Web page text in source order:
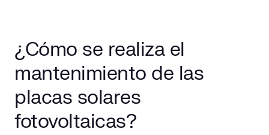
¿Cómo se realiza el
mantenimiento de las
placas solares
fotovoltaicas?